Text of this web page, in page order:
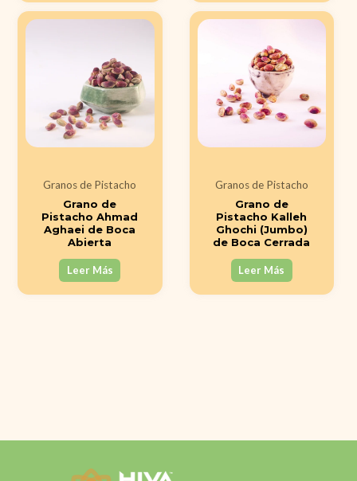
Granos de Pistacho
Grano de
Pistacho Ahmad
Aghaei de Boca
Abierta
Leer Más
Granos de Pistacho
Grano de
Pistacho Kalleh
Ghochi (Jumbo)
de Boca Cerrada
Leer Más